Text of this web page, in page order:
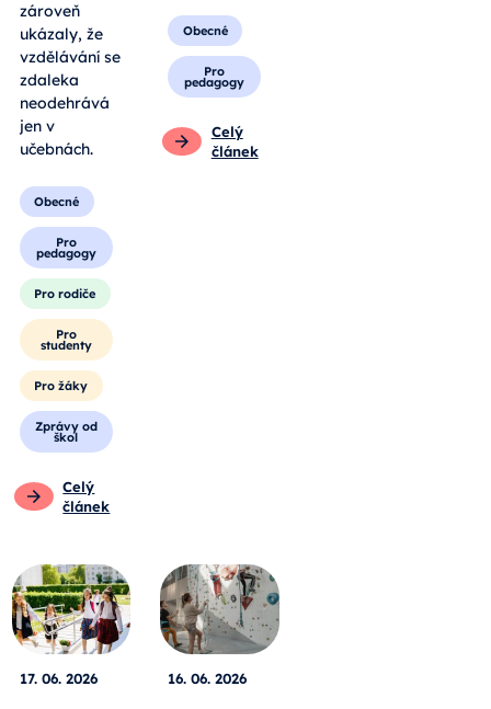
zároveň
ukázaly, že
vzdělávání se
zdaleka
neodehrává
jen v
učebnách.
Obecné
Pro
pedagogy
Pro rodiče
Pro
studenty
Pro žáky
Zprávy od
škol
Celý
článek
Obecné
Pro
pedagogy
Celý
článek
17. 06. 2026 16. 06. 2026